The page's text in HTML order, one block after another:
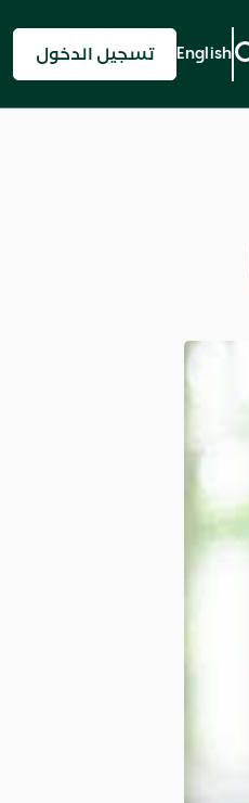
English تسجيل الدخول